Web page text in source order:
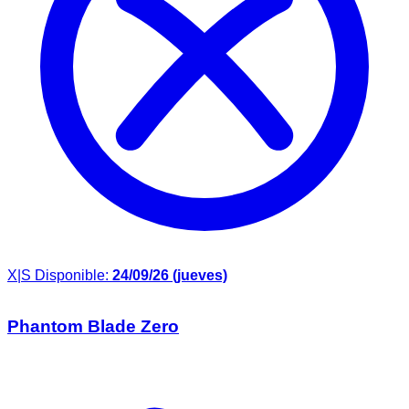
X|S Disponible: 24/09/26 (jueves)
Phantom Blade Zero